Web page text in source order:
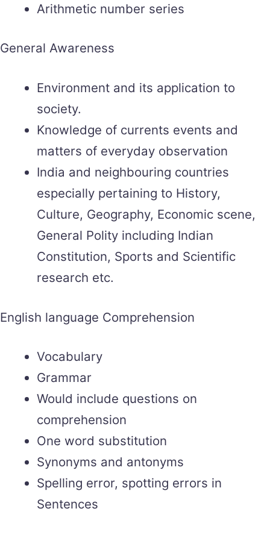
Arithmetic number series
General Awareness
Environment and its application to
society.
Knowledge of currents events and
matters of everyday observation
India and neighbouring countries
especially pertaining to History,
Culture, Geography, Economic scene,
General Polity including Indian
Constitution, Sports and Scientific
research etc.
English language Comprehension
Vocabulary
Grammar
Would include questions on
comprehension
One word substitution
Synonyms and antonyms
Spelling error, spotting errors in
Sentences